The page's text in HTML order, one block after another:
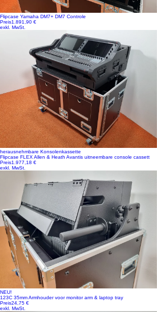
Flipcase Yamaha DM7+ DM7 Controle
Preis1.891,90 €
exkl. MwSt.
herausnehmbare Konsolenkassette
Flipcase FLEX Allen & Heath Avantis uitneembare console cassett
Preis1.977,18 €
exkl. MwSt.
NEU!
123C 35mm Armhouder voor monitor arm & laptop tray
Preis24,75 €
exkl. MwSt.